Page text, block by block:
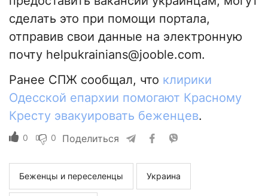
сделать это при помощи портала,
отправив свои данные на электронную
почту helpukrainians@jooble.com.
Ранее СПЖ сообщал, что клирики
Одесской епархии помогают Красному
Кресту эвакуировать беженцев.
0 0 Поделиться
Беженцы и переселенцы Украина